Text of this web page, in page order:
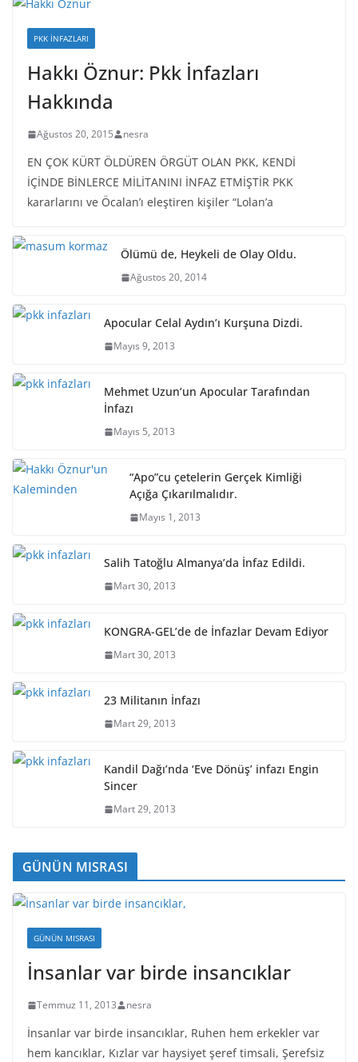
PKK İNFAZLARI
Hakkı Öznur: Pkk İnfazları
Hakkında
Ağustos 20, 2015 nesra
EN ÇOK KÜRT ÖLDÜREN ÖRGÜT OLAN PKK, KENDİ
İÇİNDE BİNLERCE MİLİTANINI İNFAZ ETMİŞTİR PKK
kararlarını ve Öcalan’ı eleştiren kişiler “Lolan’a
Ölümü de, Heykeli de Olay Oldu.
Ağustos 20, 2014
Apocular Celal Aydın’ı Kurşuna Dizdi.
Mayıs 9, 2013
Mehmet Uzun’un Apocular Tarafından
İnfazı
Mayıs 5, 2013
“Apo”cu çetelerin Gerçek Kimliği
Açığa Çıkarılmalıdır.
Mayıs 1, 2013
Salih Tatoğlu Almanya’da İnfaz Edildi.
Mart 30, 2013
KONGRA-GEL’de de İnfazlar Devam Ediyor
Mart 30, 2013
23 Militanın İnfazı
Mart 29, 2013
Kandil Dağı’nda ‘Eve Dönüş’ infazı Engin
Sincer
Mart 29, 2013
GÜNÜN MISRASI
GÜNÜN MISRASI
İnsanlar var birde insancıklar
Temmuz 11, 2013 nesra
İnsanlar var birde insancıklar, Ruhen hem erkekler var
hem kancıklar, Kızlar var haysiyet şeref timsali, Şerefsiz